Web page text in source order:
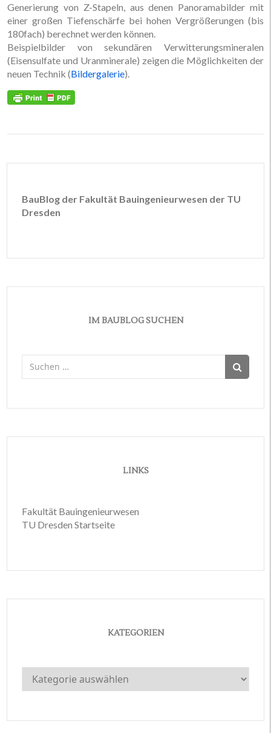
Generierung von Z-Stapeln, aus denen Panoramabilder mit
einer großen Tiefenschärfe bei hohen Vergrößerungen (bis
180fach) berechnet werden können.
Beispielbilder von sekundären Verwitterungsmineralen
(Eisensulfate und Uranminerale) zeigen die Möglichkeiten der
neuen Technik (Bildergalerie).
BauBlog der Fakultät Bauingenieurwesen der TU
Dresden
IM BAUBLOG SUCHEN
Suchen
nach:
LINKS
Fakultät Bauingenieurwesen
TU Dresden Startseite
KATEGORIEN
Kategorien